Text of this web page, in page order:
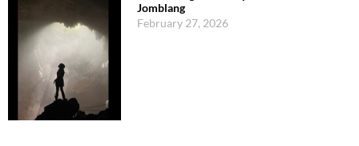
Jomblang
February 27, 2026